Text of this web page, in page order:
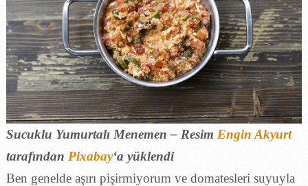
Sucuklu Yumurtalı Menemen – Resim Engin Akyurt
tarafından Pixabay‘a yüklendi
Ben genelde aşırı pişirmiyorum ve domatesleri suyuyla